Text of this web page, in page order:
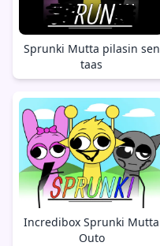
Sprunki Mutta pilasin sen
taas
Incredibox Sprunki Mutta
Outo